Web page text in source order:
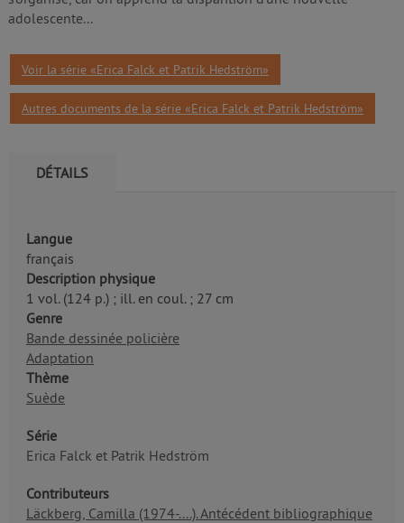
adolescente...
Voir la série «Erica Falck et Patrik Hedström»
Autres documents de la série «Erica Falck et Patrik Hedström»
DÉTAILS
Langue
français
Description physique
1 vol. (124 p.) ; ill. en coul. ; 27 cm
Genre
Bande dessinée policière
Adaptation
Thème
Suède
Série
Erica Falck et Patrik Hedström
Contributeurs
Läckberg, Camilla (1974-....). Antécédent bibliographique